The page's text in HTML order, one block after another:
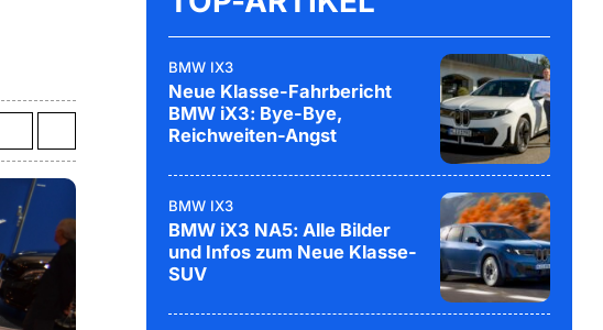
BMW IX3
Neue Klasse-Fahrbericht
BMW iX3: Bye-Bye,
Reichweiten-Angst
BMW IX3
BMW iX3 NA5: Alle Bilder
und Infos zum Neue Klasse-
SUV